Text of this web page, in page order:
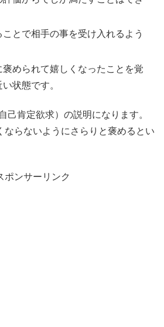
とで相手の事を受け入れるよう
められて嬉しくなったことを覚
状態です。
己肯定欲求）の説明になります。
ならないようにさらりと褒めるとい
ポンサーリンク